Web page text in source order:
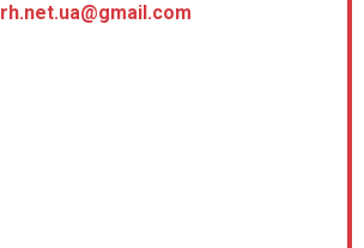
rh.net.ua@gmail.com